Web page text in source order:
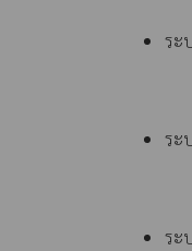
ระ
ระ
ระ